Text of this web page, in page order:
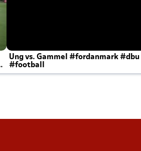
Ung vs. Gammel #fordanmark #dbu
#football